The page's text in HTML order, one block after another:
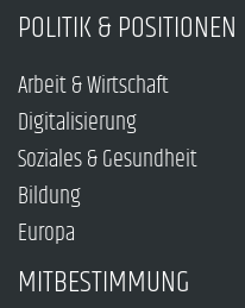
POLITIK & POSITIONEN
Arbeit & Wirtschaft
Digitalisierung
Soziales & Gesundheit
Bildung
Europa
MITBESTIMMUNG